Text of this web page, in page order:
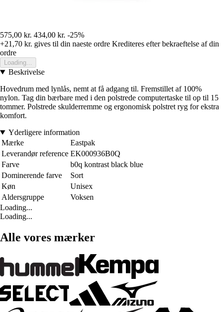
575,00 kr. 434,00 kr. -25%
+21,70 kr. gives til din naeste ordre Krediteres efter bekraeftelse af din
ordre
Loading...
Beskrivelse
Hovedrum med lynlås, nemt at få adgang til. Fremstillet af 100%
nylon. Tag din bærbare med i den polstrede computertaske til op til 15
tommer. Polstrede skulderremme og ergonomisk polstret ryg for ekstra
komfort.
Yderligere information
Mærke
Eastpak
Leverandør reference EK000936B0Q
Farve
b0q kontrast black blue
Dominerende farve
Sort
Køn
Unisex
Aldersgruppe
Voksen
Loading...
Loading...
Alle vores mærker